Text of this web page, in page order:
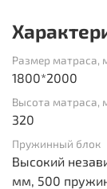
Размер матраса,
1800*2000
Высота матраса,
320
Пружинный блок
Высокий
мм, 500